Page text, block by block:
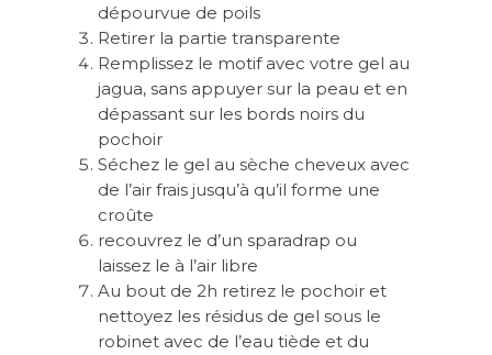
dépourvue de poils
Retirer la partie transparente
Remplissez le motif avec votre gel au
jagua, sans appuyer sur la peau et en
dépassant sur les bords noirs du
pochoir
Séchez le gel au sèche cheveux avec
de l’air frais jusqu’à qu’il forme une
croûte
recouvrez le d’un sparadrap ou
laissez le à l’air libre
Au bout de 2h retirez le pochoir et
nettoyez les résidus de gel sous le
robinet avec de l’eau tiède et du